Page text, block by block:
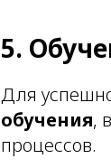
5.
Для
обучения,
процессов.